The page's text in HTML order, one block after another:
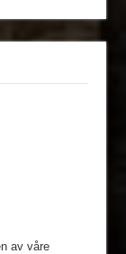
av våre